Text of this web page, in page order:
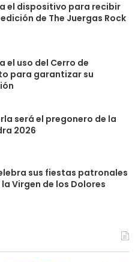
el dispositivo para recibir
de The Juergas Rock
el uso del Cerro de
para garantizar su
será el pregonero de la
2026
sus fiestas patronales
Virgen de los Dolores